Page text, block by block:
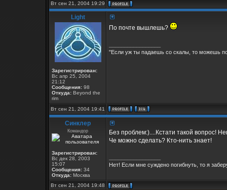
Вт сен 21, 2004 19:29
Light
Зарегистрирован:
Вс апр 25, 2004
21:12
Сообщения: 98
Откуда: Beyond the
rim
По почте вышлешь?
"Если уж ты падаешь со скалы, то можешь
Вт сен 21, 2004 19:41
Синклер
Командор
Зарегистрирован:
Вс дек 28, 2003
15:07
Сообщения: 34
Откуда: Москва
Без проблем:)....Кстати такой вопрос!
Че можно сделать? Кто-нить знает!
Нет! Если мне суждено погибнуть, то я
Вт сен 21, 2004 19:48